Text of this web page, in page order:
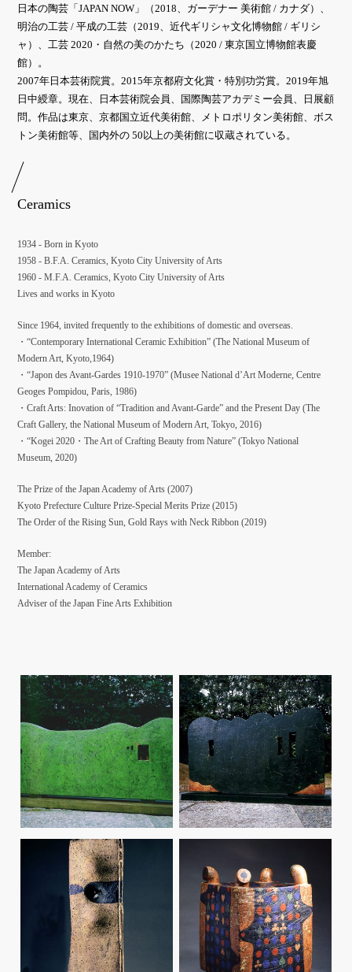
日本の陶芸「JAPAN NOW」（2018、ガーデナー 美術館 / カナダ）、
明治の工芸 / 平成の工芸（2019、近代ギリシャ文化博物館 / ギリシ
ャ）、工芸 2020・自然の美のかたち（2020 / 東京国立博物館表慶
館）。
2007年日本芸術院賞。2015年京都府文化賞・特別功労賞。2019年旭
日中綬章。現在、日本芸術院会員、国際陶芸アカデミー会員、日展顧
問。作品は東京、京都国立近代美術館、メトロポリタン美術館、ボス
トン美術館等、国内外の 50以上の美術館に収蔵されている。
Ceramics
1934 - Born in Kyoto
1958 - B.F.A. Ceramics, Kyoto City University of Arts
1960 - M.F.A. Ceramics, Kyoto City University of Arts
Lives and works in Kyoto
Since 1964, invited frequently to the exhibitions of domestic and overseas.
・“Contemporary International Ceramic Exhibition” (The National Museum of
Modern Art, Kyoto,1964)
・“Japon des Avant-Gardes 1910-1970” (Musee National d’Art Moderne, Centre
Geoges Pompidou, Paris, 1986)
・Craft Arts: Inovation of “Tradition and Avant-Garde” and the Present Day (The
Craft Gallery, the National Museum of Modern Art, Tokyo, 2016)
・“Kogei 2020・The Art of Crafting Beauty from Nature” (Tokyo National
Museum, 2020)
The Prize of the Japan Academy of Arts (2007)
Kyoto Prefecture Culture Prize-Special Merits Prize (2015)
The Order of the Rising Sun, Gold Rays with Neck Ribbon (2019)
Member:
The Japan Academy of Arts
International Academy of Ceramics
Adviser of the Japan Fine Arts Exhibition